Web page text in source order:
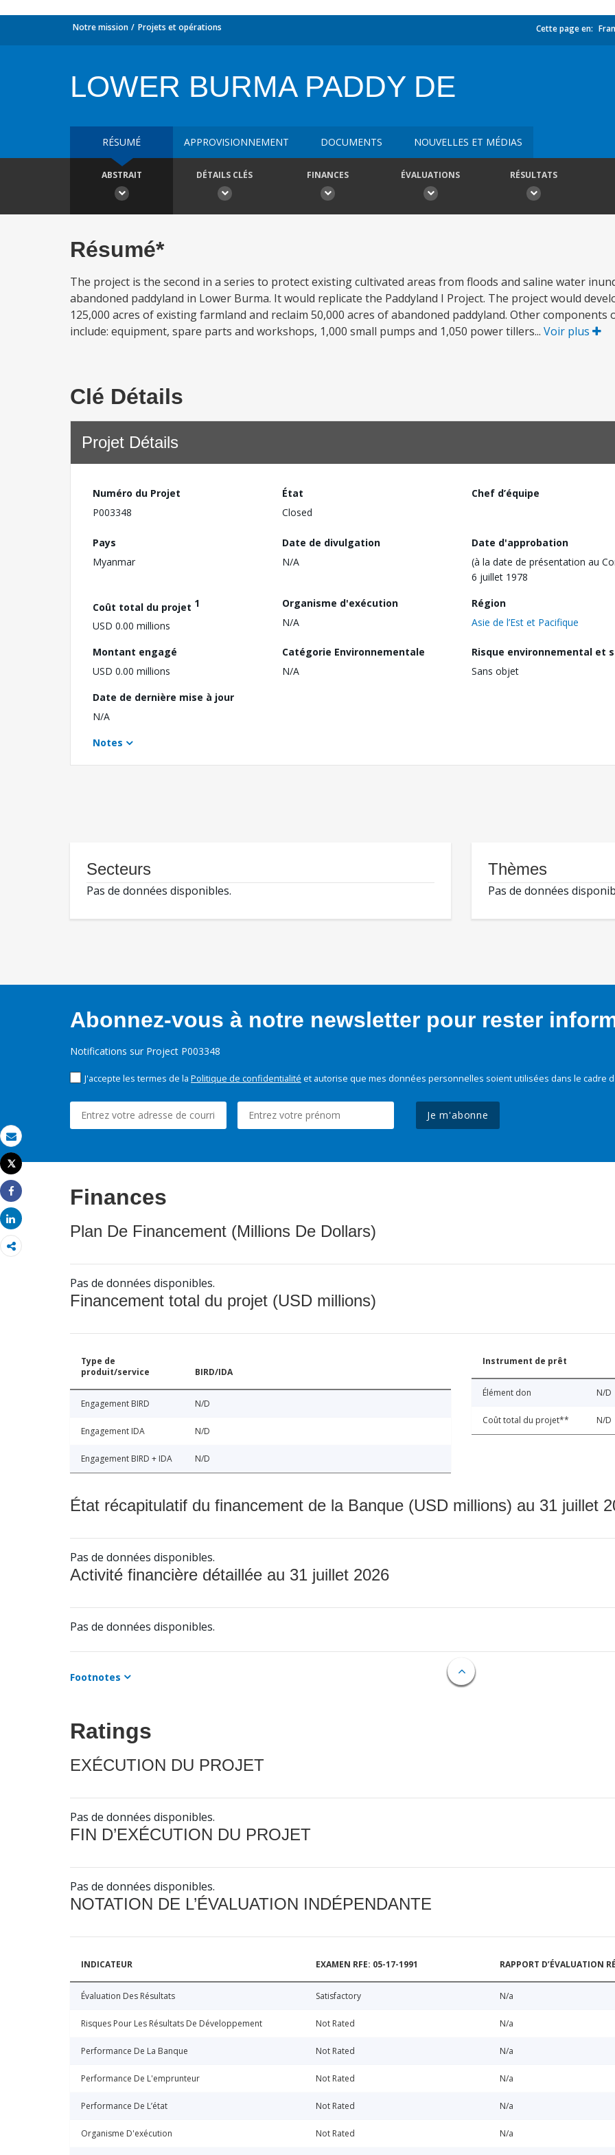
Email
Imprimer
Tweet
Share
Share
Notre mission Projets et opérations Cette page en:
LOWER BURMA PADDY DE
RÉSUMÉ APPROVISIONNEMENT DOCUMENTS NOUVELLES ET MÉDIAS
ABSTRAIT DÉTAILS CLÉS FINANCES ÉVALUATIONS RÉSULTATS
Résumé*
The project is the second in a series to protect existing cultivated areas from floods and saline water
abandoned paddyland in Lower Burma. It would replicate the Paddyland I Project. The project would
125,000 acres of existing farmland and reclaim 50,000 acres of abandoned paddyland. Other components
include: equipment, spare parts and workshops, 1,000 small pumps and 1,050 power tillers... Voir plus
Clé Détails
Projet Détails
Numéro du Projet
P003348
État
Closed
Chef d’équipe
Pays
Myanmar
Date de divulgation
N/A
Date d'approbation
(à la date de présentation au
6 juillet 1978
Coût total du projet 1
USD 0.00 millions
Organisme d'exécution
N/A
Région
Asie de l’Est et Pacifique
Montant engagé
USD 0.00 millions
Catégorie Environnementale
N/A
Risque environnemental et
Sans objet
Date de dernière mise à jour
N/A
Notes
Secteurs
Pas de données disponibles.
Thèmes
Pas de données
Abonnez-vous à notre newsletter pour rester
Notifications sur Project P003348
J'accepte les termes de la Politique de confidentialité et autorise que mes données personnelles soient utilisées dans le cadre
Je m'abonne
Finances
Plan De Financement (Millions De Dollars)
Pas de données disponibles.
Financement total du projet (USD millions)
Type de
produit/service
BIRD/IDA
Engagement BIRD N/D
Engagement IDA N/D
Engagement BIRD + IDA N/D
Instrument de prêt
Élément don N/D
Coût total du projet** N/D
État récapitulatif du financement de la Banque (USD millions) au 31 juillet
Pas de données disponibles.
Activité financière détaillée au 31 juillet 2026
Pas de données disponibles.
Footnotes
Ratings
EXÉCUTION DU PROJET
Pas de données disponibles.
FIN D’EXÉCUTION DU PROJET
Pas de données disponibles.
NOTATION DE L’ÉVALUATION INDÉPENDANTE
INDICATEUR EXAMEN RFE: 05-17-1991 RAPPORT D’ÉVALUATION
Évaluation Des Résultats Satisfactory N/a
Risques Pour Les Résultats De Développement Not Rated N/a
Performance De La Banque Not Rated N/a
Performance De L'emprunteur Not Rated N/a
Performance De L’état Not Rated N/a
Organisme D'exécution Not Rated N/a